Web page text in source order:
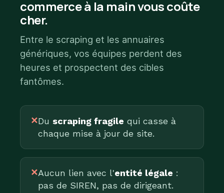
commerce à la main vous coûte
cher.
Entre le scraping et les annuaires
génériques, vos équipes perdent des
heures et prospectent des cibles
fantômes.
✕Du scraping fragile qui casse à
chaque mise à jour de site.
✕Aucun lien avec l'entité légale :
pas de SIREN, pas de dirigeant.